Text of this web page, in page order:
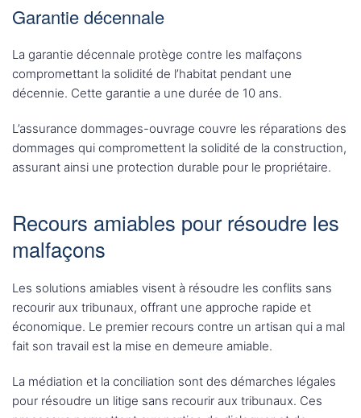
Garantie décennale
La garantie décennale protège contre les malfaçons
compromettant la solidité de l’habitat pendant une
décennie. Cette garantie a une durée de 10 ans.
L’assurance dommages-ouvrage couvre les réparations des
dommages qui compromettent la solidité de la construction,
assurant ainsi une protection durable pour le propriétaire.
Recours amiables pour résoudre les
malfaçons
Les solutions amiables visent à résoudre les conflits sans
recourir aux tribunaux, offrant une approche rapide et
économique. Le premier recours contre un artisan qui a mal
fait son travail est la mise en demeure amiable.
La médiation et la conciliation sont des démarches légales
pour résoudre un litige sans recourir aux tribunaux. Ces